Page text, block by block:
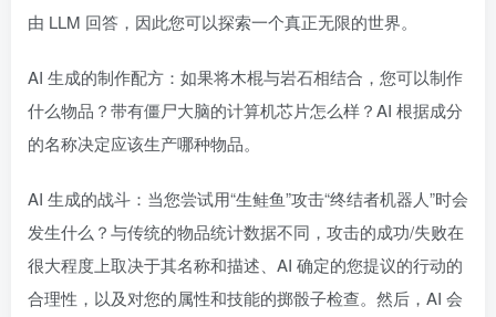
由 LLM 回答，因此您可以探索一个真正无限的世界。
AI 生成的制作配方：如果将木棍与岩石相结合，您可以制作
什么物品？带有僵尸大脑的计算机芯片怎么样？AI 根据成分
的名称决定应该生产哪种物品。
AI 生成的战斗：当您尝试用“生鲑鱼”攻击“终结者机器人”时会
发生什么？与传统的物品统计数据不同，攻击的成功/失败在
很大程度上取决于其名称和描述、AI 确定的您提议的行动的
合理性，以及对您的属性和技能的掷骰子检查。然后，AI 会